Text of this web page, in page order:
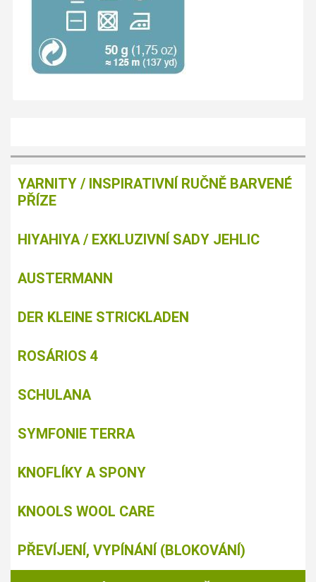
YARNITY / INSPIRATIVNÍ RUČNĚ BARVENÉ
PŘÍZE
HIYAHIYA / EXKLUZIVNÍ SADY JEHLIC
AUSTERMANN
DER KLEINE STRICKLADEN
ROSÁRIOS 4
SCHULANA
SYMFONIE TERRA
KNOFLÍKY A SPONY
KNOOLS WOOL CARE
PŘEVÍJENÍ, VYPÍNÁNÍ (BLOKOVÁNÍ)